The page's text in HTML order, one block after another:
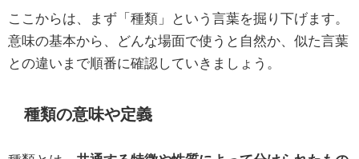
ここからは、まず「種類」という言葉を掘り下げます。
意味の基本から、どんな場面で使うと自然か、似た言葉
との違いまで順番に確認していきましょう。
種類の意味や定義